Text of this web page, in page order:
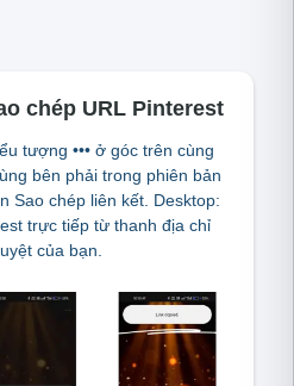
chép URL Pinterest
tượng ••• ở góc trên cùng
bên phải trong phiên bản
Sao chép liên kết. Desktop:
trực tiếp từ thanh địa chỉ
của bạn.